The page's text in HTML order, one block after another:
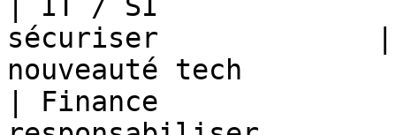
sécuriser             |
nouveauté tech
| Finance